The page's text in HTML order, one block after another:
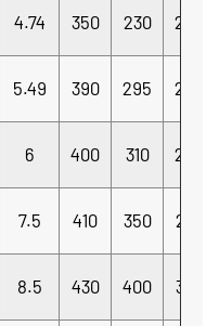
4.74 350 230 20
5.49 390 295 24
6 400 310 25
7.5 410 350 26
8.5 430 400 30